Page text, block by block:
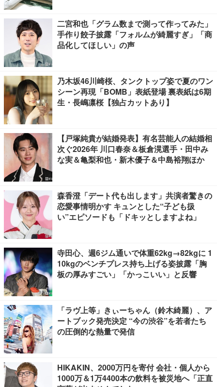
二宮和也「グラム数まで測って作ってみた」
手作り餃子披露「フォルムが綺麗すぎ」「商
品化してほしい」の声
乃木坂46川崎桜、タンクトップ姿で夏のワン
シーン再現「BOMB」表紙登場 裏表紙は6期
生・長嶋凛桜【独占カットあり】
【戸塚純貴が結婚発表】有名芸能人の結婚相
次ぐ2026年 川口春奈＆板倉滉選手・田中み
な実＆亀梨和也・新木優子＆中島裕翔ほか
森香澄「デート代も出します」共演者驚きの
恋愛事情明かす キュンとした“子ども扱
い”エピソードも「ドキッとしますよね」
寺田心、週6ジム通いで体重62kg→82kgに 1
10kgのベンチプレス持ち上げる姿披露「胸
板の厚みすごい」「かっこいい」と反響
「ラヴ上等」きぃーちゃん（鈴木綺麗）、ア
ートブック発売決定 “今の渋谷”を若者たち
の圧倒的な熱量で発信
HIKAKIN、2000万円を寄付 会社・個人から
1000万＆1万4400本の飲料を被災地へ「正直